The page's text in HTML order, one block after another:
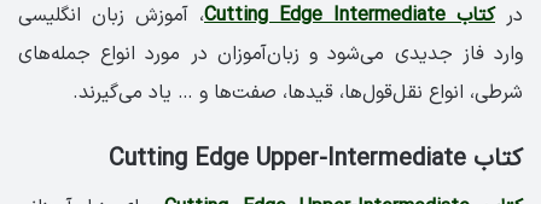
درکتاب Cutting Edge Intermediate
، آموزش زبان انگلیسی
وارد فاز جدیدی می‌شود و زبان‌آموزان در مورد انواع جمله‌های
شرطی، انواع نقل‌قول‌ها، قیدها، صفت‌ها و … یاد می‌گیرند.
کتاب Cutting Edge Upper-Intermediate